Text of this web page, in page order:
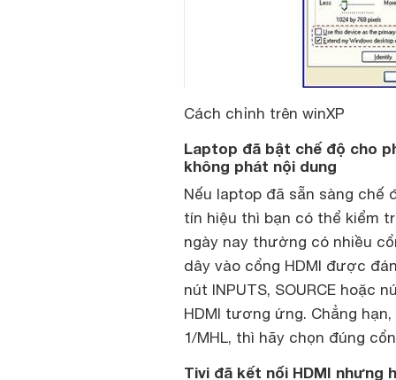
Cách chỉnh trên winXP
Laptop đã bật chế độ cho
không phát nội dung
Nếu laptop đã sẵn sàng chế
tín hiệu thì bạn có thể kiểm
ngày nay thường có nhiều
dây vào cổng HDMI được
nút INPUTS, SOURCE hoặc
HDMI tương ứng. Chẳng
1/MHL, thì hãy chọn đúng
Tivi đã kết nối HDMI nhưng